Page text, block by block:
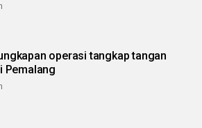
operasi tangkap tangan
Pemalang